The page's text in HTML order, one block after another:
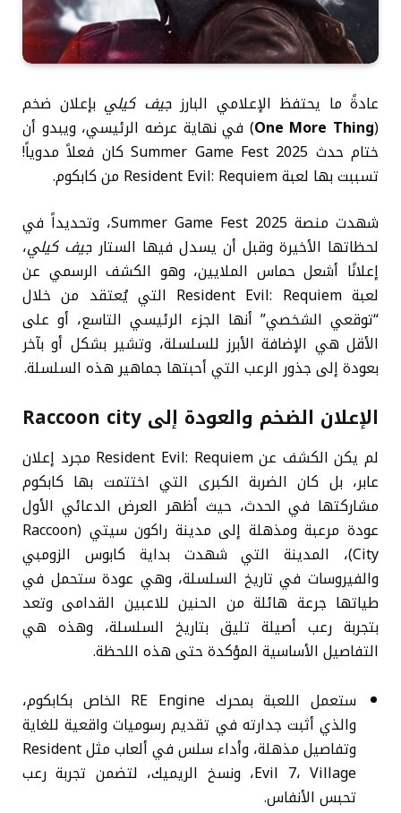
عادةً ما يحتفظ الإعلامي البارزجيف كيلي بإعلان ضخم
(
One More Thing) في نهاية عرضه الرئيسي، ويبدو أن
ختام حدث Summer Game Fest 2025 كان فعلاً مدوياً!
تسببت بها لعبة Resident Evil: Requiem من كابكوم.
شهدت منصة Summer Game Fest 2025، وتحديداً في
لحظاتها الأخيرة وقبل أن يسدل فيها الستار جيف كيلي،
إعلانًا أشعل حماس الملايين، وهو الكشف الرسمي عن
لعبة Resident Evil: Requiem التي يُعتقد من خلال
“توقعي الشخصي” أنها الجزء الرئيسي التاسع، أو على
الأقل هي الإضافة الأبرز للسلسلة، وتشير بشكل أو بآخر
بعودة إلى جذور الرعب التي أحبتها جماهير هذه السلسلة.
الإعلان الضخم والعودة إلى Raccoon city
لم يكن الكشف عن Resident Evil: Requiem مجرد إعلان
عابر، بل كان الضربة الكبرى التي اختتمت بها كابكوم
مشاركتها في الحدث، حيث أظهر العرض الدعائي الأول
عودة مرعبة ومذهلة إلى مدينة راكون سيتي (Raccoon
City)، المدينة التي شهدت بداية كابوس الزومبي
والفيروسات في تاريخ السلسلة، وهي عودة ستحمل في
طياتها جرعة هائلة من الحنين للاعبين القدامى وتعد
بتجربة رعب أصيلة تليق بتاريخ السلسلة، وهذه هي
التفاصيل الأساسية المؤكدة حتى هذه اللحظة.
ستعمل اللعبة بمحرك RE Engine الخاص بكابكوم،
والذي أثبت جدارته في تقديم رسوميات واقعية للغاية
وتفاصيل مذهلة، وأداء سلس في ألعاب مثل Resident
Evil 7، Village، ونسخ الريميك، لتضمن تجربة رعب
تحبس الأنفاس.